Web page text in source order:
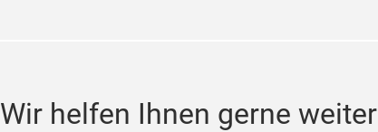
Wir helfen Ihnen gerne weiter